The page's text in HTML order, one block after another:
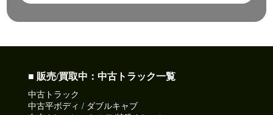
■ 販売/買取中：中古トラック一覧
中古トラック
中古平ボディ / ダブルキャブ